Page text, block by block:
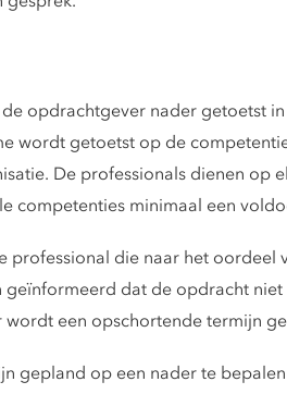
opdrachtgever nader getoetst
wordt getoetst op de
De professionals dienen op
competenties minimaal een
professional die naar het
dat de opdracht
een opschortende termijn
gepland op een nader te